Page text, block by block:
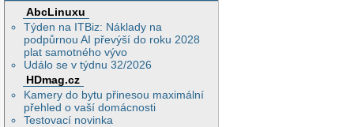
AbcLinuxu
Týden na ITBiz: Náklady na
podpůrnou AI převýší do roku 2028
plat samotného vývo
Událo se v týdnu 32/2026
HDmag.cz
Kamery do bytu přinesou maximální
přehled o vaší domácnosti
Testovací novinka